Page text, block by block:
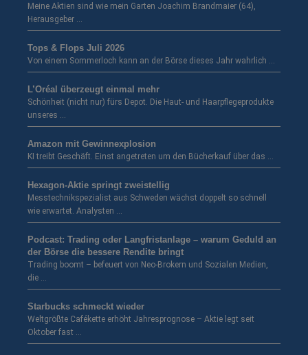
Meine Aktien sind wie mein Garten Joachim Brandmaier (64),
Herausgeber …
Tops & Flops Juli 2026
Von einem Sommerloch kann an der Börse dieses Jahr wahrlich …
L’Oréal überzeugt einmal mehr
Schönheit (nicht nur) fürs Depot. Die Haut- und Haarpflegeprodukte
unseres …
Amazon mit Gewinnexplosion
KI treibt Geschäft. Einst angetreten um den Bücherkauf über das …
Hexagon-Aktie springt zweistellig
Messtechnikspezialist aus Schweden wächst doppelt so schnell
wie erwartet. Analysten …
Podcast: Trading oder Langfristanlage – warum Geduld an
der Börse die bessere Rendite bringt
Trading boomt – befeuert von Neo-Brokern und Sozialen Medien,
die …
Starbucks schmeckt wieder
Weltgrößte Cafékette erhöht Jahresprognose – Aktie legt seit
Oktober fast …